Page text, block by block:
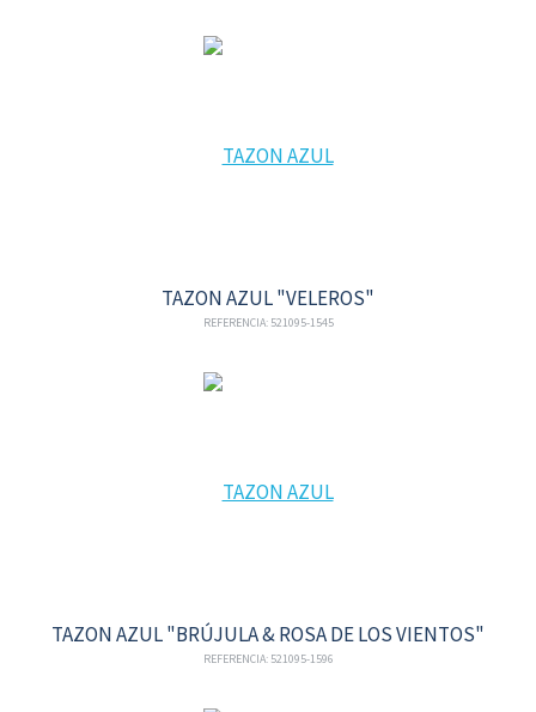
TAZON AZUL "VELEROS"
REFERENCIA: 521095-1545
TAZON AZUL "BRÚJULA & ROSA DE LOS VIENTOS"
REFERENCIA: 521095-1596